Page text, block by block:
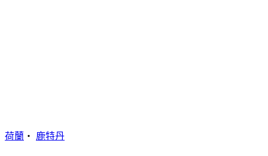
荷蘭 ・ 鹿特丹